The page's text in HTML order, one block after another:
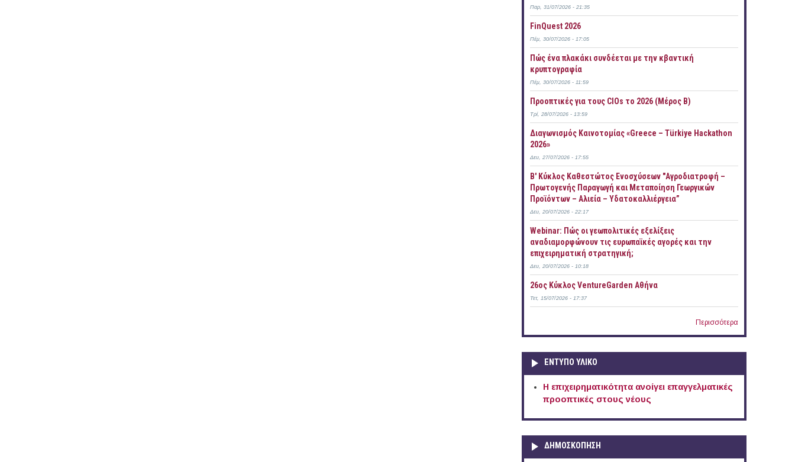
Παρ, 31/07/2026 - 21:35
FinQuest 2026
Πέμ, 30/07/2026 - 17:05
Πώς ένα πλακάκι συνδέεται με την κβαντική
κρυπτογραφία
Πέμ, 30/07/2026 - 11:59
Προοπτικές για τους CIOs το 2026 (Μέρος Β)
Τρί, 28/07/2026 - 13:59
Διαγωνισμός Καινοτομίας «Greece – Türkiye Hackathon
2026»
Δευ, 27/07/2026 - 17:55
B' Κύκλος Καθεστώτος Ενοσχύσεων "Αγροδιατροφή –
Πρωτογενής Παραγωγή και Μεταποίηση Γεωργικών
Προϊόντων – Αλιεία – Υδατοκαλλιέργεια”
Δευ, 20/07/2026 - 22:17
Webinar: Πώς οι γεωπολιτικές εξελίξεις
αναδιαμορφώνουν τις ευρωπαϊκές αγορές και την
επιχειρηματική στρατηγική;
Δευ, 20/07/2026 - 10:18
26ος Κύκλος VentureGarden Αθήνα
Τετ, 15/07/2026 - 17:37
Περισσότερα
ΕΝΤΥΠΟ ΥΛΙΚΟ
Η επιχειρηματικότητα ανοίγει επαγγελματικές
προοπτικές στους νέους
ΔΗΜΟΣΚΟΠΗΣΗ